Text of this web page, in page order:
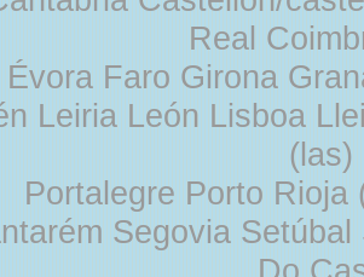
Real
Faro Girona
Leiria León Lisboa
Portalegre Porto
Segovia